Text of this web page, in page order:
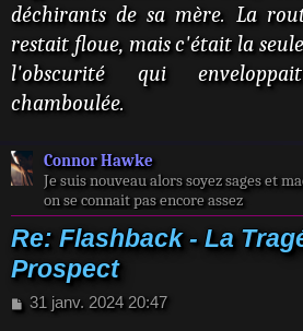
déchirants de sa mère. La
restait floue, mais c'était la
l'obscurité qui
chamboulée.
Connor Hawke
Je suis nouveau alors soyez sages et
on se connait pas encore assez
Re: Flashback - La
Prospect
M
31 janv. 2024 20:47